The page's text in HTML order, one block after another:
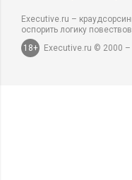
Executive.ru –
оспорить логику
18+
Executive.ru © 2000 –